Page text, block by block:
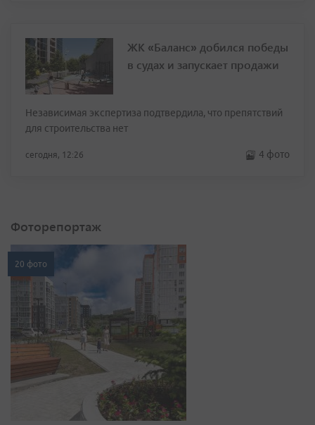
ЖК «Баланс» добился победы
в судах и запускает продажи
Независимая экспертиза подтвердила, что препятствий
для строительства нет
сегодня, 12:26 4 фото
Фоторепортаж
20 фото